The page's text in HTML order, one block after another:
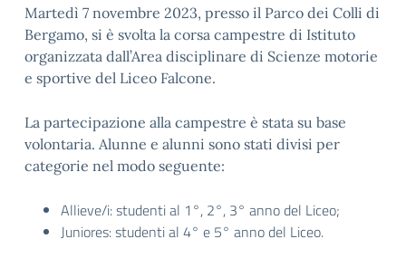
Martedì 7 novembre 2023, presso il Parco dei Colli di
Bergamo, si è svolta la corsa campestre di Istituto
organizzata dall’Area disciplinare di Scienze motorie
e sportive del Liceo Falcone.
La partecipazione alla campestre è stata su base
volontaria. Alunne e alunni sono stati divisi per
categorie nel modo seguente:
Allieve/i: studenti al 1°, 2°, 3° anno del Liceo;
Juniores: studenti al 4° e 5° anno del Liceo.